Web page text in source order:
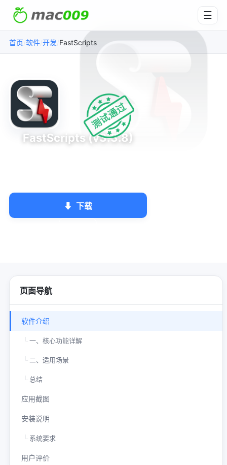
☰
首页 软件/ 开发 FastScripts
FastScripts (v3.3.8)
⬇ 下载
页面导航
软件介绍
一、核心功能详解
二、适用场景
总结
应用截图
安装说明
系统要求
用户评价